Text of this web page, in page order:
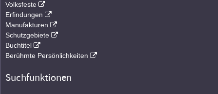
Volksfeste
Erfindungen
Manufakturen
Schutzgebiete
Buchtitel
Berühmte Persönlichkeiten
Suchfunktionen